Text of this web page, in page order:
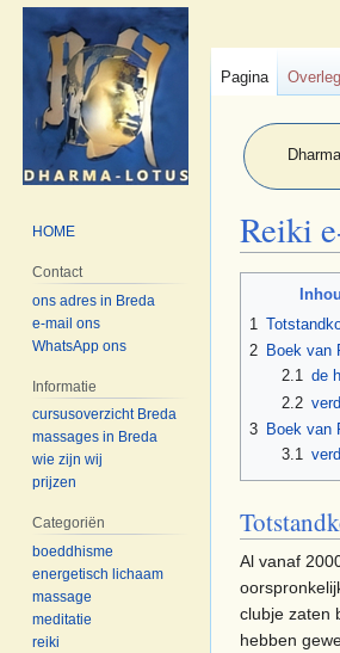
Reiki
1
2 Boek van
2.1 de
2.2
3 Boek van
3.1
Al vanaf
clubje zaten
hebben
Pagina Overleg
HOME
Contact
ons adres in Breda
e-mail ons
WhatsApp ons
Informatie
cursusoverzicht Breda
massages in Breda
wie zijn wij
prijzen
Categoriën
boeddhisme
energetisch lichaam
massage
meditatie
reiki